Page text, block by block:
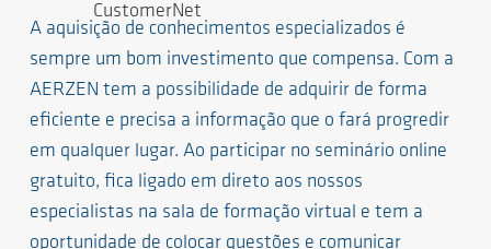
A aquisição de conhecimentos especializados é
sempre um bom investimento que compensa. Com a
AERZEN tem a possibilidade de adquirir de forma
eficiente e precisa a informação que o fará progredir
em qualquer lugar. Ao participar no seminário online
gratuito, fica ligado em direto aos nossos
especialistas na sala de formação virtual e tem a
oportunidade de colocar questões e comunicar
CustomerNet